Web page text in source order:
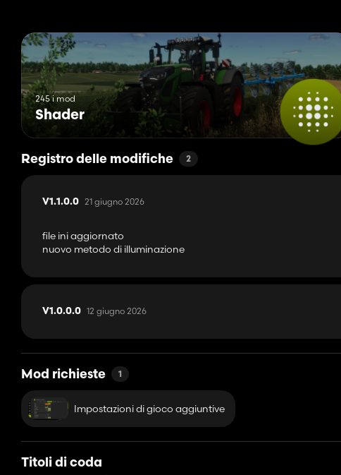
245 i mod
Shader
Registro delle modifiche 2
V1.1.0.0 21 giugno 2026
file ini aggiornato
nuovo metodo di illuminazione
V1.0.0.0 12 giugno 2026
Mod richieste 1
Impostazioni di gioco aggiuntive
Titoli di coda